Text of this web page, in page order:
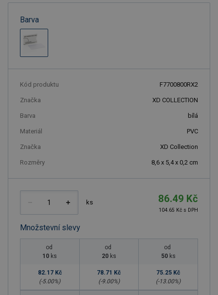
Barva
Kód produktu F7700800RX2
Značka XD COLLECTION
Barva bílá
Materiál PVC
Značka XD Collection
Rozměry 8,6 x 5,4 x 0,2 cm
ks 86.49 Kč
104.65 Kč s DPH
Množstevní slevy
od
10 ks
82.17 Kč
(-5.00%)
od
20 ks
78.71 Kč
(-9.00%)
od
50 ks
75.25 Kč
(-13.00%)